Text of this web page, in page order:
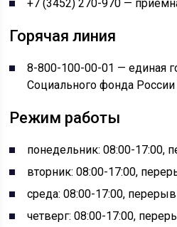
+7 (3452) 270-970 —
Горячая линия
8-800-100-00-01 — единая
Социального фонда
Режим работы
понедельник: 08:00-17:00,
вторник: 08:00-17:00,
среда: 08:00-17:00,
четверг: 08:00-17:00,